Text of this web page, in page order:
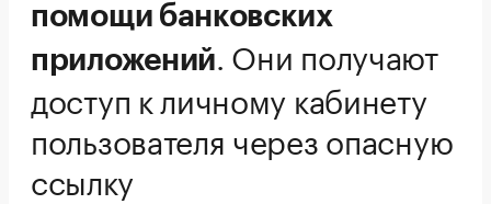
помощи банковских
приложений. Они получают
доступ к личному кабинету
пользователя через опасную
ссылку